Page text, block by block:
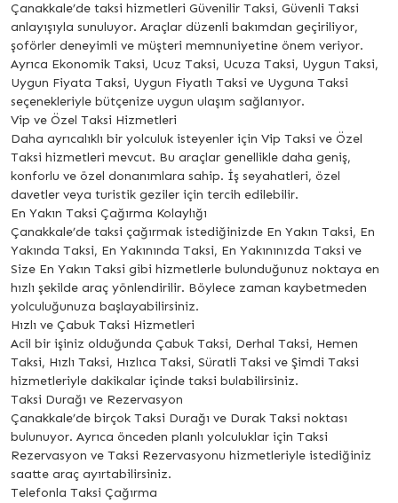
Çanakkale’de taksi hizmetleri Güvenilir Taksi, Güvenli Taksi
anlayışıyla sunuluyor. Araçlar düzenli bakımdan geçiriliyor,
şoförler deneyimli ve müşteri memnuniyetine önem veriyor.
Ayrıca Ekonomik Taksi, Ucuz Taksi, Ucuza Taksi, Uygun Taksi,
Uygun Fiyata Taksi, Uygun Fiyatlı Taksi ve Uyguna Taksi
seçenekleriyle bütçenize uygun ulaşım sağlanıyor.
Vip ve Özel Taksi Hizmetleri
Daha ayrıcalıklı bir yolculuk isteyenler için Vip Taksi ve Özel
Taksi hizmetleri mevcut. Bu araçlar genellikle daha geniş,
konforlu ve özel donanımlara sahip. İş seyahatleri, özel
davetler veya turistik geziler için tercih edilebilir.
En Yakın Taksi Çağırma Kolaylığı
Çanakkale’de taksi çağırmak istediğinizde En Yakın Taksi, En
Yakında Taksi, En Yakınında Taksi, En Yakınınızda Taksi ve
Size En Yakın Taksi gibi hizmetlerle bulunduğunuz noktaya en
hızlı şekilde araç yönlendirilir. Böylece zaman kaybetmeden
yolculuğunuza başlayabilirsiniz.
Hızlı ve Çabuk Taksi Hizmetleri
Acil bir işiniz olduğunda Çabuk Taksi, Derhal Taksi, Hemen
Taksi, Hızlı Taksi, Hızlıca Taksi, Süratli Taksi ve Şimdi Taksi
hizmetleriyle dakikalar içinde taksi bulabilirsiniz.
Taksi Durağı ve Rezervasyon
Çanakkale’de birçok Taksi Durağı ve Durak Taksi noktası
bulunuyor. Ayrıca önceden planlı yolculuklar için Taksi
Rezervasyon ve Taksi Rezervasyonu hizmetleriyle istediğiniz
saatte araç ayırtabilirsiniz.
Telefonla Taksi Çağırma